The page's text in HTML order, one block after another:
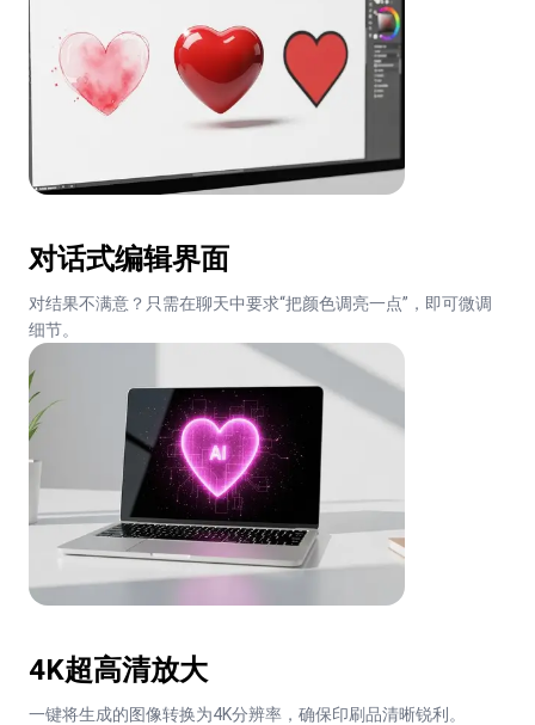
对话式编辑界面
对结果不满意？只需在聊天中要求“把颜色调亮一点”，即可微调
细节。
4K超高清放大
一键将生成的图像转换为4K分辨率，确保印刷品清晰锐利。